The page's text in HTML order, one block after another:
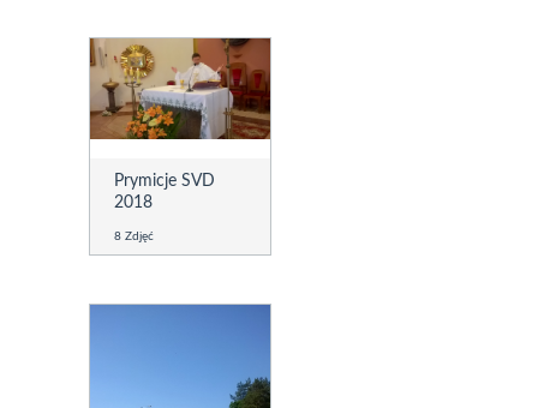
Prymicje SVD
2018
8 Zdjęć